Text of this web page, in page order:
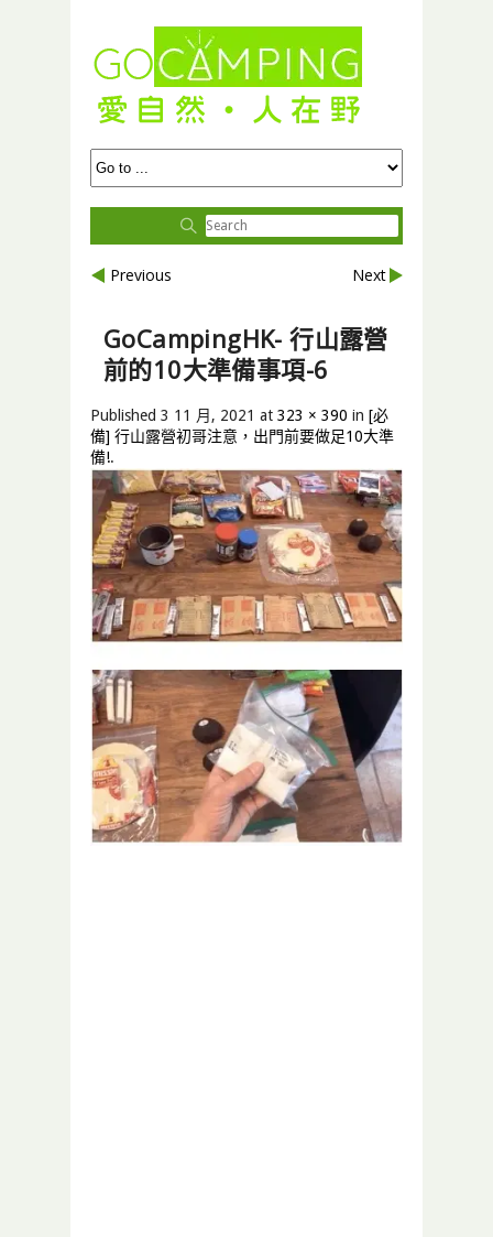
Previous Next
GoCampingHK- 行山露營
前的10大準備事項-6
Published 3 11 月, 2021 at 323 × 390 in [必
備] 行山露營初哥注意，出門前要做足10大準
備!.